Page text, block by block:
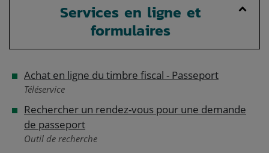
Services en ligne et
formulaires
Achat en ligne du timbre fiscal - Passeport
Téléservice
Rechercher un rendez-vous pour une demande
de passeport
Outil de recherche